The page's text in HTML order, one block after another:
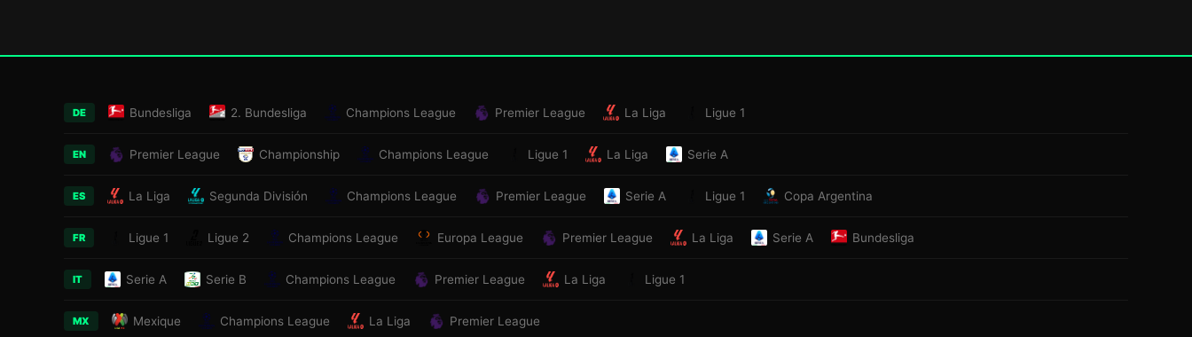
DE Bundesliga 2. Bundesliga Champions League Premier League La Liga Ligue 1
EN Premier League Championship Champions League Ligue 1 La Liga Serie A
ES La Liga Segunda División Champions League Premier League Serie A Ligue 1 Copa Argentina
FR Ligue 1 Ligue 2 Champions League Europa League Premier League La Liga Serie A Bundesliga
IT Serie A Serie B Champions League Premier League La Liga Ligue 1
MX Mexique Champions League La Liga Premier League